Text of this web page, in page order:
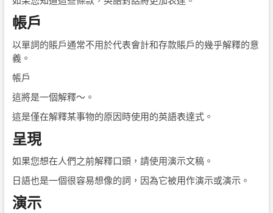
帳戶
以單詞的賬戶通常不用於代表會計和存款賬戶的幾乎解釋的意
義。
帳戶
這將是一個解釋〜。
這是僅在解釋某事物的原因時使用的英語表達式。
呈現
如果您想在人們之前解釋口頭，請使用演示文稿。
日語也是一個很容易想像的詞，因為它被用作演示或演示。
演示